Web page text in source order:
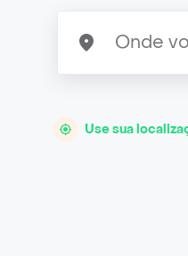
Use sua